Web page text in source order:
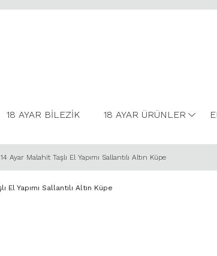
18 AYAR BİLEZİK 18 AYAR ÜRÜNLER
14 Ayar Malahit Taşlı El Yapımı Sallantılı Altın Küpe